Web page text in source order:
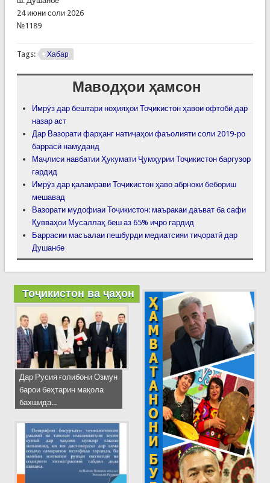
24 июни соли 2026
№1189
Tags: Хабар
Маводҳои ҳамсон
Имрӯз дар бештари ноҳияҳои Тоҷикистон ҳавои офтобӣ дар
назар аст
Дар Вазорати фарҳанг натиҷаҳои фаъолияти соли 2019-ро
баррасӣ намуданд
Маҷлиси навбатии Ҳукумати Ҷумҳурии Тоҷикистон баргузор
гардид
Имрӯз дар қаламрави Тоҷикистон ҳаво абрноки бебориш
мешавад
Вазорати мудофиаи Тоҷикистон: маъракаи даъват ба сафи
Қувваҳои Мусаллаҳ беш аз 65% иҷро гардид
Баррасии масъалаи пешбурди медиатсияи тиҷоратӣ дар
Душанбе
Тоҷикистон ва ҷаҳон
Дар Русия ғолибони Озмун
барои беҳтарин мақола
бахшида...